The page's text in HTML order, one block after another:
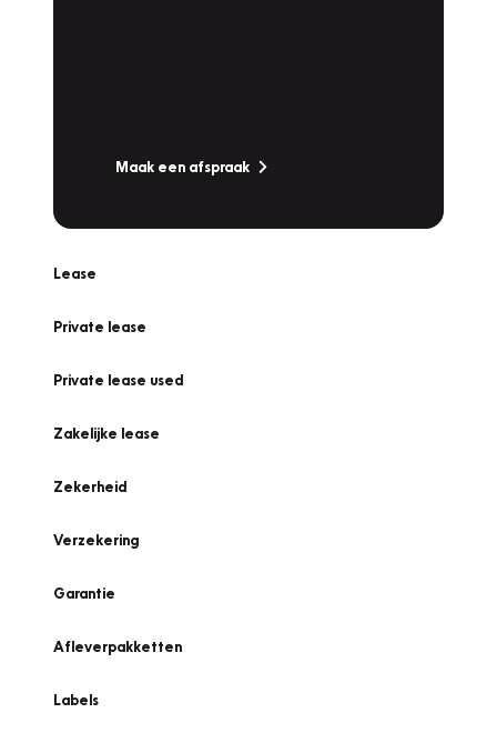
Maak een afspraak
Lease
Private lease
Private lease used
Zakelijke lease
Zekerheid
Verzekering
Garantie
Afleverpakketten
Labels